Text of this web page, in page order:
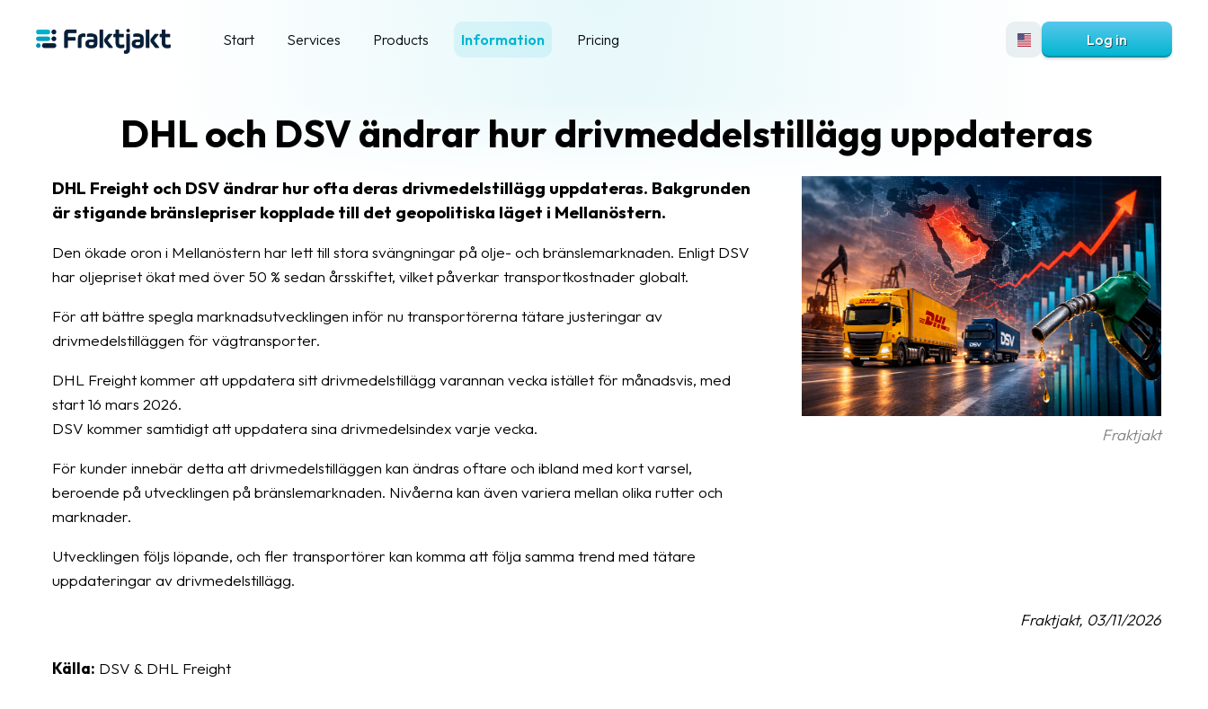
Start Services Products Information Pricing Log in
DHL och DSV ändrar hur drivmeddelstillägg uppdateras
Fraktjakt
DHL Freight och DSV ändrar hur ofta deras drivmedelstillägg uppdateras. Bakgrunden
är stigande bränslepriser kopplade till det geopolitiska läget i Mellanöstern.
Den ökade oron i Mellanöstern har lett till stora svängningar på olje- och bränslemarknaden. Enligt DSV
har oljepriset ökat med över 50 % sedan årsskiftet, vilket påverkar transportkostnader globalt.
För att bättre spegla marknadsutvecklingen inför nu transportörerna tätare justeringar av
drivmedelstilläggen för vägtransporter.
DHL Freight kommer att uppdatera sitt drivmedelstillägg varannan vecka istället för månadsvis, med
start 16 mars 2026.
DSV kommer samtidigt att uppdatera sina drivmedelsindex varje vecka.
För kunder innebär detta att drivmedelstilläggen kan ändras oftare och ibland med kort varsel,
beroende på utvecklingen på bränslemarknaden. Nivåerna kan även variera mellan olika rutter och
marknader.
Utvecklingen följs löpande, och fler transportörer kan komma att följa samma trend med tätare
uppdateringar av drivmedelstillägg.
Fraktjakt, 03/11/2026
Källa: DSV & DHL Freight